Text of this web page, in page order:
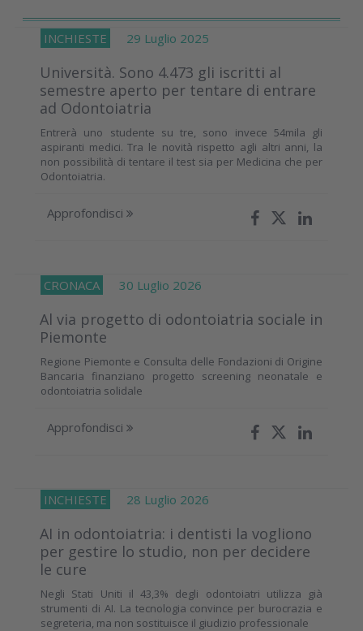
INCHIESTE 29 Luglio 2025
Università. Sono 4.473 gli iscritti al
semestre aperto per tentare di entrare
ad Odontoiatria
Entrerà uno studente su tre, sono invece 54mila gli
aspiranti medici. Tra le novità rispetto agli altri anni, la
non possibilità di tentare il test sia per Medicina che per
Odontoiatria.
Approfondisci
CRONACA 30 Luglio 2026
Al via progetto di odontoiatria sociale in
Piemonte
Regione Piemonte e Consulta delle Fondazioni di Origine
Bancaria finanziano progetto screening neonatale e
odontoiatria solidale
Approfondisci
INCHIESTE 28 Luglio 2026
AI in odontoiatria: i dentisti la vogliono
per gestire lo studio, non per decidere
le cure
Negli Stati Uniti il 43,3% degli odontoiatri utilizza già
strumenti di AI. La tecnologia convince per burocrazia e
segreteria, ma non sostituisce il giudizio professionale